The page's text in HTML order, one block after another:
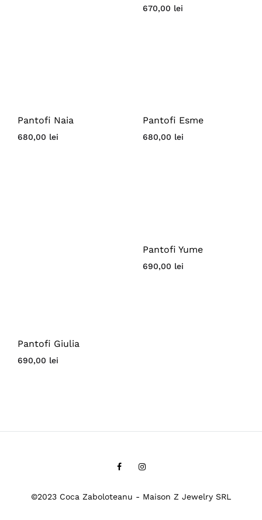
670,00 lei
Pantofi Naia
680,00 lei
Pantofi Esme
680,00 lei
Pantofi Giulia
690,00 lei
Pantofi Yume
690,00 lei
FacebookInstagram
©2023 Coca Zaboloteanu - Maison Z Jewelry SRL